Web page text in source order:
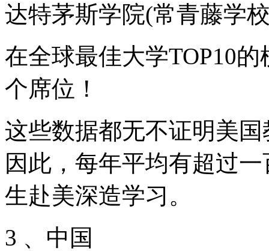
达特茅斯学院(常青藤学
在全球最佳大学TOP10
个席位！
这些数据都无不证明美
因此，每年平均有超过
生赴美深造学习。
3 、中国